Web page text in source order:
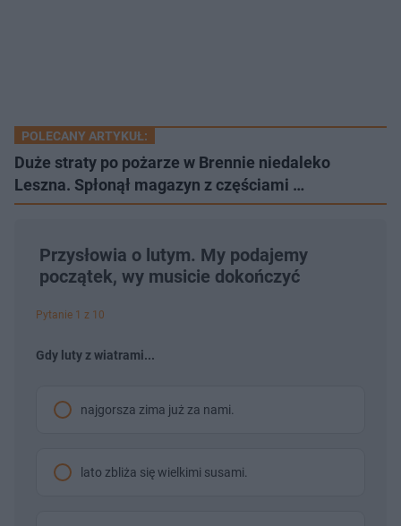
POLECANY ARTYKUŁ:
Duże straty po pożarze w Brennie niedaleko
Leszna. Spłonął magazyn z częściami …
Przysłowia o lutym. My podajemy
początek, wy musicie dokończyć
Pytanie 1 z 10
Gdy luty z wiatrami...
najgorsza zima już za nami.
lato zbliża się wielkimi susami.